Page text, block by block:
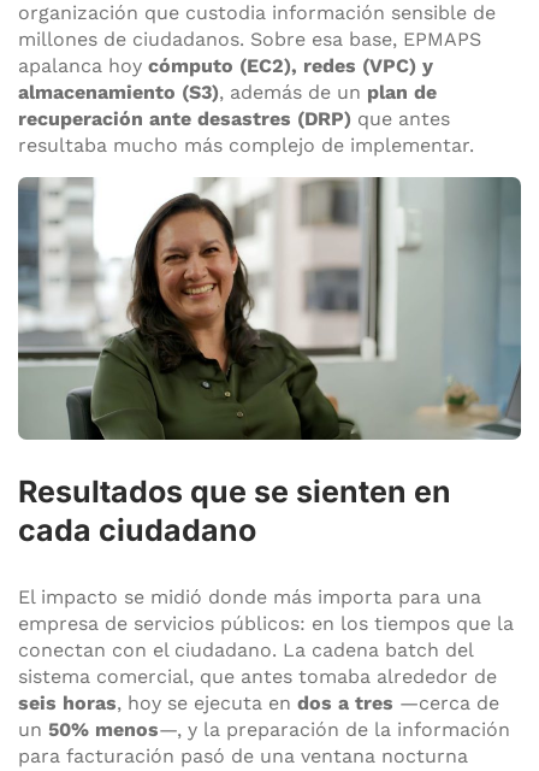
organización que custodia información sensible de
millones de ciudadanos. Sobre esa base, EPMAPS
apalanca hoy cómputo (EC2), redes (VPC) y
almacenamiento (S3), además de un plan de
recuperación ante desastres (DRP) que antes
resultaba mucho más complejo de implementar.
Resultados que se sienten en
cada ciudadano
El impacto se midió donde más importa para una
empresa de servicios públicos: en los tiempos que la
conectan con el ciudadano. La cadena batch del
sistema comercial, que antes tomaba alrededor de
seis horas, hoy se ejecuta en dos a tres —cerca de
un 50% menos—, y la preparación de la información
para facturación pasó de una ventana nocturna